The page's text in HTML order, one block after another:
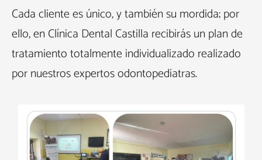
Cada cliente es único, y también su mordida; por
ello, en Clínica Dental Castilla recibirás un plan de
tratamiento totalmente individualizado realizado
por nuestros expertos odontopediatras.